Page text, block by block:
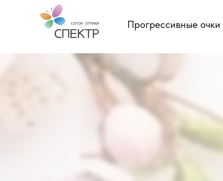
Прогрессивные очки